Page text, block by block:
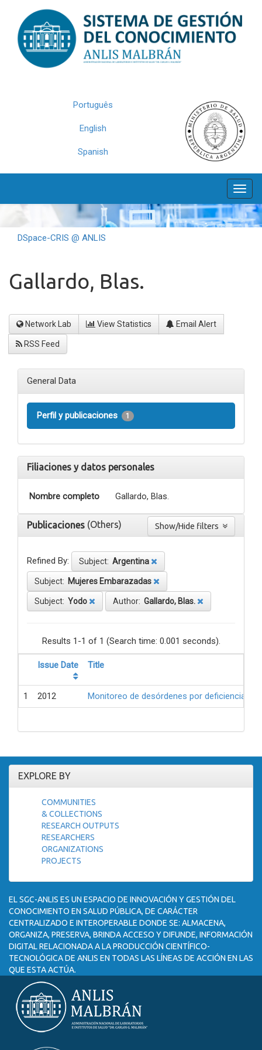
navigation
Português
English
Spanish
DSpace-CRIS @ ANLIS
Gallardo, Blas.
Network Lab View Statistics Email Alert
RSS Feed
General Data
Perfil y publicaciones 1
Filiaciones y datos personales
Nombre completo Gallardo, Blas.
Publicaciones (Others)
Refined By: Subject: Argentina
Subject: Mujeres Embarazadas
Subject: Yodo Author: Gallardo, Blas.
Results 1-1 of 1 (Search time: 0.001 seconds).
Issue Date Title
1 2012 Monitoreo de desórdenes por deficiencia
EXPLORE BY
COMMUNITIES
& COLLECTIONS
RESEARCH OUTPUTS
RESEARCHERS
ORGANIZATIONS
PROJECTS
EL SGC-ANLIS ES UN ESPACIO DE INNOVACIÓN Y GESTIÓN DEL
CONOCIMIENTO EN SALUD PÚBLICA, DE CARÁCTER
CENTRALIZADO E INTEROPERABLE DONDE SE: ALMACENA,
ORGANIZA, PRESERVA, BRINDA ACCESO Y DIFUNDE, INFORMACIÓN
DIGITAL RELACIONADA A LA PRODUCCIÓN CIENTÍFICO-
TECNOLÓGICA DE ANLIS EN TODAS LAS LÍNEAS DE ACCIÓN EN LAS
QUE ESTA ACTÚA.